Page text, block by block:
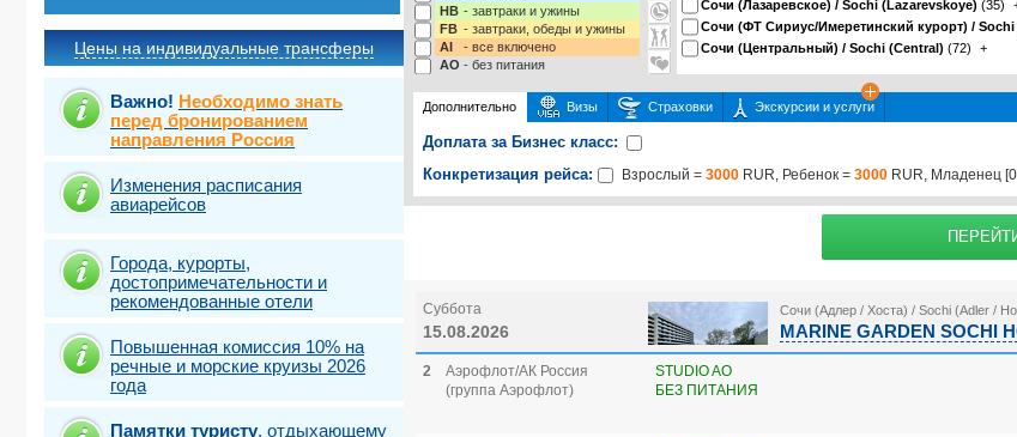
Цены на индивидуальные трансферы
Важно! Необходимо знать
перед бронированием
направления Россия
Изменения расписания
авиарейсов
Города, курорты,
достопримечательности и
рекомендованные отели
Повышенная комиссия 10% на
речные и морские круизы 2026
года
Памятки туристу, отдыхающему
HB - завтраки и ужины
FB - завтраки, обеды и ужины
AI
- все включено
AO - без питания
Сочи (Лазаревское) / Sochi (Lazarevskoye) (35)
Сочи (ФТ Сириус/Имеретинский курорт) /
Сочи (Центральный) / Sochi (Central) (72) +
Дополнительно Визы Страховки Экскурсии и услуги
Доплата за Бизнес класс:
Конкретизация рейса:
Взрослый = 3000 RUR, Ребенок = 3000 RUR, Младенец
Подробнее
Суббота
15.08.2026
Сочи (Адлер / Хоста) / Sochi (Adler /
MARINE GARDEN SOCHI
2
Аэрофлот/АК Россия
(группа Аэрофлот)
STUDIO AO
БЕЗ ПИТАНИЯ